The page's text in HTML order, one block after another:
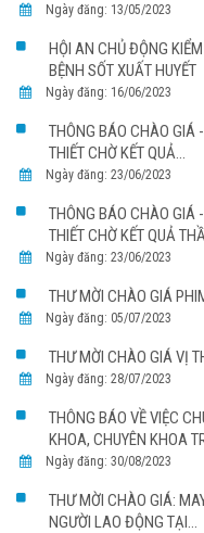
Ngày đăng: 13/05/2023
HỘI AN CHỦ ĐỘNG
BỆNH SỐT XUẤT HUYẾT
Ngày đăng: 16/06/2023
THÔNG BÁO CHÀO GIÁ
THIẾT CHỜ KẾT QUẢ...
Ngày đăng: 23/06/2023
THÔNG BÁO CHÀO GIÁ
THIẾT CHỜ KẾT QUẢ
Ngày đăng: 23/06/2023
THƯ MỜI CHÀO GIÁ
Ngày đăng: 05/07/2023
THƯ MỜI CHÀO GIÁ VỊ
Ngày đăng: 28/07/2023
THÔNG BÁO VỀ VIỆC
KHOA, CHUYÊN KHOA
Ngày đăng: 30/08/2023
THƯ MỜI CHÀO GIÁ:
NGƯỜI LAO ĐỘNG TẠI...